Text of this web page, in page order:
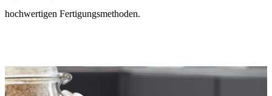
hochwertigen Fertigungsmethoden.